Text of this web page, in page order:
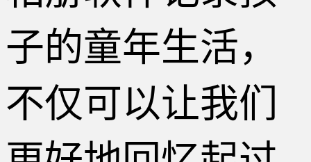
子的童年生活，
不仅可以让我们